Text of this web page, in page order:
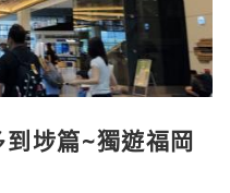
埗篇~獨遊福岡